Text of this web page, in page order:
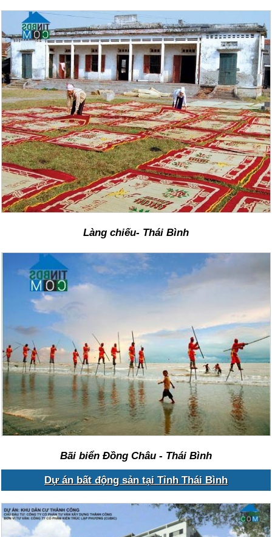
Làng chiếu- Thái Bình
Bãi biển Đồng Châu - Thái Bình
Dự án bất động sản tại Tỉnh Thái Bình